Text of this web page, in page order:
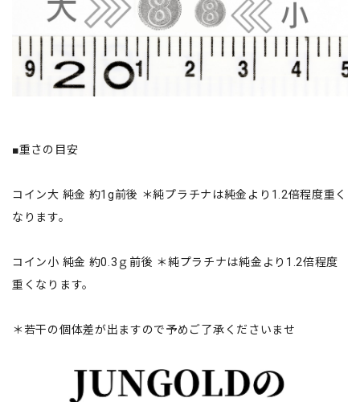
■重さの目安
コイン大 純金 約1g前後 ＊純プラチナは純金より1.2倍程度重く
なります。
コイン小 純金 約0.3ｇ前後 ＊純プラチナは純金より1.2倍程度
重くなります。
＊若干の個体差が出ますので予めご了承くださいませ